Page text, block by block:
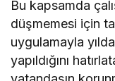
Bu kapsamda
düşmemesi için
uygulamayla
yapıldığını